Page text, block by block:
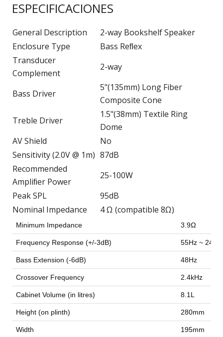
ESPECIFICACIONES
General Description
2-way Bookshelf Speaker
Enclosure Type
Bass Reﬂex
Transducer
Complement
2-way
Bass Driver
5"(135mm) Long Fiber
Composite Cone
Treble Driver
1.5"(38mm) Textile Ring
Dome
AV Shield
No
Sensitivity (2.0V @ 1m) 87dB
Recommended
Ampliﬁer Power
25-100W
Peak SPL
95dB
Nominal Impedance
4 Ω (compatible 8Ω)
Minimum Impedance 3.9Ω
Frequency Response (+/-3dB) 55Hz ~
Bass Extension (-6dB) 48Hz
Crossover Frequency 2.4kHz
Cabinet Volume (in litres) 8.1L
Height (on plinth) 280mm
Width 195mm